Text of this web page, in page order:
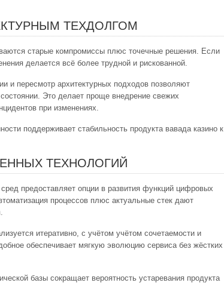
ТЕХДОЛГОМ
старые компромиссы плюс точечные решения. Если
делается всё более трудной и рискованной.
и пересмотр архитектурных подходов позволяют
Это делает проще внедрение свежих
при изменениях.
поддерживает стабильность продукта вавада казино к
ТЕХНОЛОГИЙ
предоставляет опции в развития функций цифровых
процессов плюс актуальные стек дают
итеративно, с учётом учётом сочетаемости и
обеспечивает мягкую эволюцию сервиса без жёстких
базы сокращает вероятность устаревания продукта